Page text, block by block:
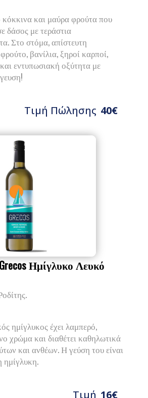
και μαύρα φρούτα που
δάσος με τεράστια
Στο στόμα, απίστευτη
βανίλια, ξηροί καρποί,
εντυπωσιακή οξύτητα με
Τιμή Πώλησης 40€
Ημίγλυκο Λευκό
ημίγλυκος έχει λαμπερό,
χρώμα και διαθέτει καθηλωτικά
και ανθέων. Η γεύση του είναι
ημίγλυκη.
Τιμή 16€